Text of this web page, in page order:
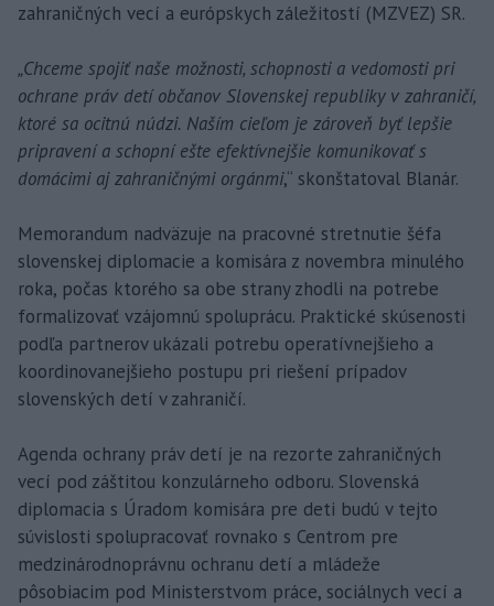
zahraničných vecí a európskych záležitostí (MZVEZ) SR.
„Chceme spojiť naše možnosti, schopnosti a vedomosti pri
ochrane práv detí občanov Slovenskej republiky v zahraničí,
ktoré sa ocitnú núdzi. Naším cieľom je zároveň byť lepšie
pripravení a schopní ešte efektívnejšie komunikovať s
domácimi aj zahraničnými orgánmi,“ skonštatoval Blanár.
Memorandum nadväzuje na pracovné stretnutie šéfa
slovenskej diplomacie a komisára z novembra minulého
roka, počas ktorého sa obe strany zhodli na potrebe
formalizovať vzájomnú spoluprácu. Praktické skúsenosti
podľa partnerov ukázali potrebu operatívnejšieho a
koordinovanejšieho postupu pri riešení prípadov
slovenských detí v zahraničí.
Agenda ochrany práv detí je na rezorte zahraničných
vecí pod záštitou konzulárneho odboru. Slovenská
diplomacia s Úradom komisára pre deti budú v tejto
súvislosti spolupracovať rovnako s Centrom pre
medzinárodnoprávnu ochranu detí a mládeže
pôsobiacim pod Ministerstvom práce, sociálnych vecí a